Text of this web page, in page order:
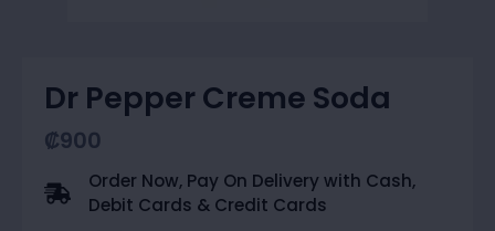
Dr Pepper Creme Soda
₡900
Order Now, Pay On Delivery with Cash,
Debit Cards & Credit Cards